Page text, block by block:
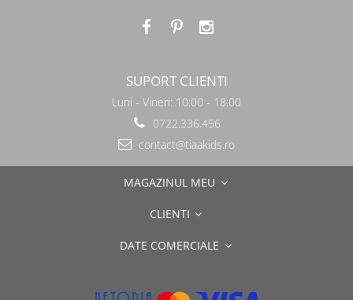
SUPORT CLIENTI
Luni - Vineri: 10:00 - 18:00
0722.336.456
contact@tiaakids.ro
MAGAZINUL MEU
CLIENTI
DATE COMERCIALE